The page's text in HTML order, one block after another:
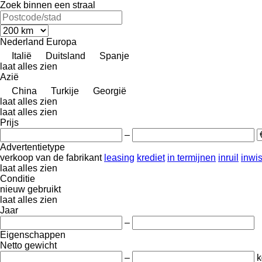
Zoek binnen een straal
Nederland Europa
Italië
Duitsland
Spanje
laat alles zien
Azië
China
Turkije
Georgië
laat alles zien
laat alles zien
Prijs
–
Advertentietype
verkoop van de fabrikant leasing krediet in termijnen inruil
laat alles zien
Conditie
nieuw gebruikt
laat alles zien
Jaar
–
Eigenschappen
Netto gewicht
–